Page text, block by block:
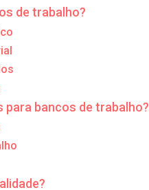
de trabalho?
para bancos de trabalho?